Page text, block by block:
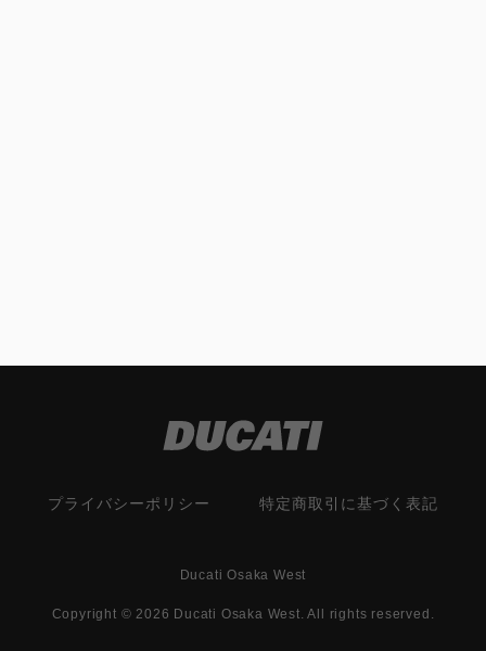
プライバシーポリシー 特定商取引に基づく表記
Ducati Osaka West
Copyright © 2026 Ducati Osaka West. All rights reserved.